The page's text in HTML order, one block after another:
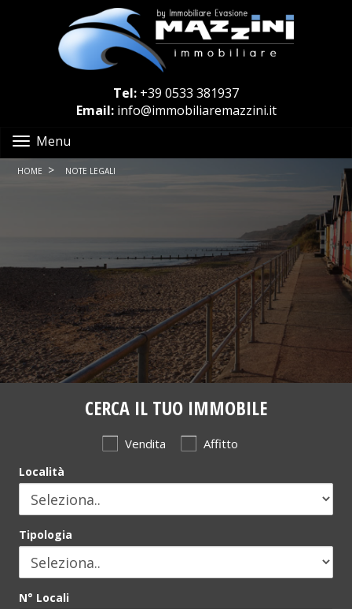
Tel: +39 0533 381937
Email: info@immobiliaremazzini.it
Menu
HOME > NOTE LEGALI
CERCA IL TUO IMMOBILE
Vendita Affitto
Località
Tipologia
N° Locali